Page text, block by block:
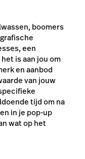
boomers
een
is aan jou om
en aanbod
van jouw
tijd om na
in je pop-up
wat op het